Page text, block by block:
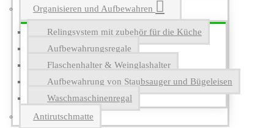
Organisieren und Aufbewahren
Relingsystem mit zubehör für die Küche
Aufbewahrungsregale
Flaschenhalter & Weinglashalter
Aufbewahrung von Staubsauger und Bügeleisen
Waschmaschinenregal
Antirutschmatte